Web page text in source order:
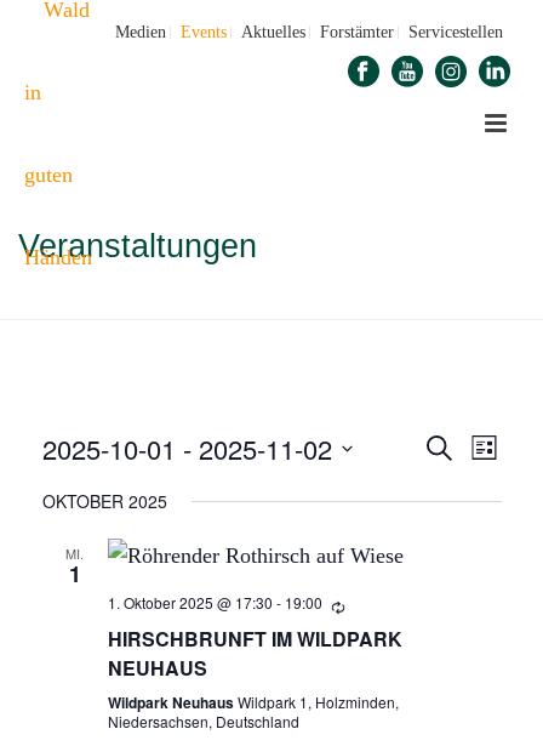
Medien Events Aktuelles Forstämter Servicestellen
Veranstaltungen
V
E
Suche
V
Liste
2025-10-01 - 2025-11-02
OKTOBER 2025
MI.
1
1. Oktober 2025 @ 17:30 - 19:00
HIRSCHBRUNFT IM WILDPARK
NEUHAUS
Wildpark NeuhausWildpark 1, Holzminden,
Niedersachsen, Deutschland